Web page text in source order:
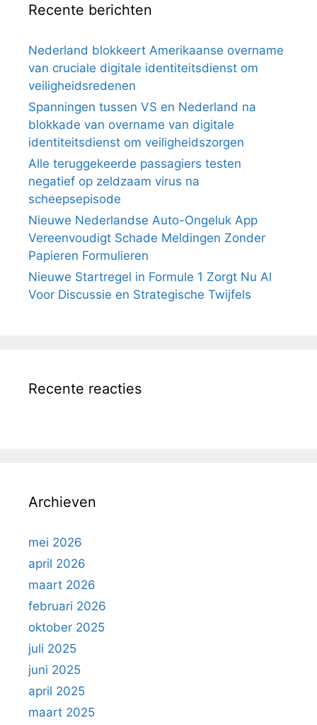
Recente berichten
Nederland blokkeert Amerikaanse overname
van cruciale digitale identiteitsdienst om
veiligheidsredenen
Spanningen tussen VS en Nederland na
blokkade van overname van digitale
identiteitsdienst om veiligheidszorgen
Alle teruggekeerde passagiers testen
negatief op zeldzaam virus na
scheepsepisode
Nieuwe Nederlandse Auto-Ongeluk App
Vereenvoudigt Schade Meldingen Zonder
Papieren Formulieren
Nieuwe Startregel in Formule 1 Zorgt Nu Al
Voor Discussie en Strategische Twijfels
Recente reacties
Archieven
mei 2026
april 2026
maart 2026
februari 2026
oktober 2025
juli 2025
juni 2025
april 2025
maart 2025